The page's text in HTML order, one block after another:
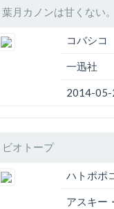
葉月カノンは甘くない
コバシコ
一迅社
2014-05-
ビオトープ
ハトポポ
アスキー